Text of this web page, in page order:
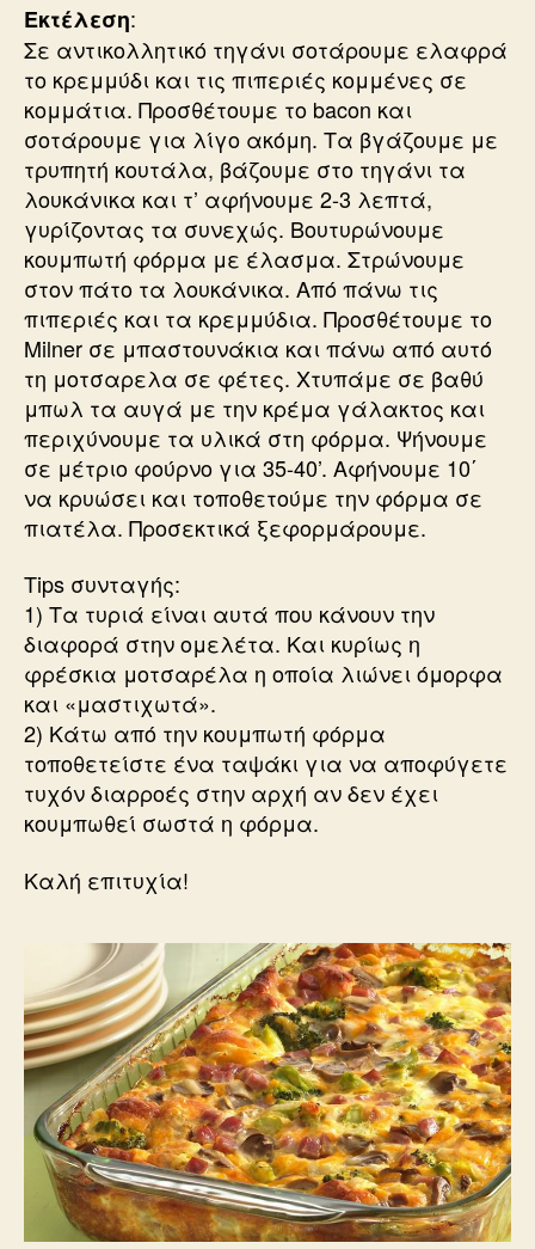
Εκτέλεση:
Σε αντικολλητικό τηγάνι σοτάρουμε ελαφρά
το κρεμμύδι και τις πιπεριές κομμένες σε
κομμάτια. Προσθέτουμε το bacon και
σοτάρουμε για λίγο ακόμη. Τα βγάζουμε με
τρυπητή κουτάλα, βάζουμε στο τηγάνι τα
λουκάνικα και τ’ αφήνουμε 2-3 λεπτά,
γυρίζοντας τα συνεχώς. Βουτυρώνουμε
κουμπωτή φόρμα με έλασμα. Στρώνουμε
στον πάτο τα λουκάνικα. Από πάνω τις
πιπεριές και τα κρεμμύδια. Προσθέτουμε το
Milner σε μπαστουνάκια και πάνω από αυτό
τη μοτσαρελα σε φέτες. Χτυπάμε σε βαθύ
μπωλ τα αυγά με την κρέμα γάλακτος και
περιχύνουμε τα υλικά στη φόρμα. Ψήνουμε
σε μέτριο φούρνο για 35-40’. Αφήνουμε 10΄
να κρυώσει και τοποθετούμε την φόρμα σε
πιατέλα. Προσεκτικά ξεφορμάρουμε.
Tips συνταγής:
1) Τα τυριά είναι αυτά που κάνουν την
διαφορά στην ομελέτα. Και κυρίως η
φρέσκια μοτσαρέλα η οποία λιώνει όμορφα
και «μαστιχωτά».
2) Κάτω από την κουμπωτή φόρμα
τοποθετείστε ένα ταψάκι για να αποφύγετε
τυχόν διαρροές στην αρχή αν δεν έχει
κουμπωθεί σωστά η φόρμα.
Καλή επιτυχία!